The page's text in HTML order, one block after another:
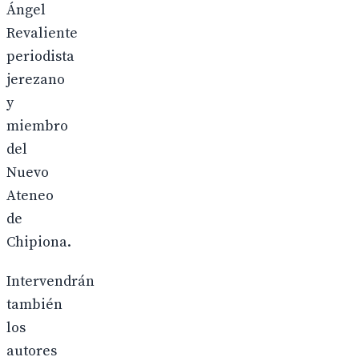
Ángel
Revaliente
periodista
jerezano
y
miembro
del
Nuevo
Ateneo
de
Chipiona.
Intervendrán
también
los
autores